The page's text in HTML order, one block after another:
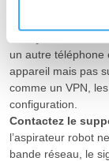
de passe sont
un autre téléphone
appareil mais pas
comme un VPN,
configuration.
Contactez le
l’aspirateur robot
bande réseau, le